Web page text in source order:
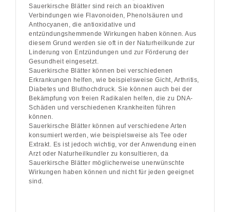
Sauerkirsche Blätter sind reich an bioaktiven
Verbindungen wie Flavonoiden, Phenolsäuren und
Anthocyanen, die antioxidative und
entzündungshemmende Wirkungen haben können. Aus
diesem Grund werden sie oft in der Naturheilkunde zur
Linderung von Entzündungen und zur Förderung der
Gesundheit eingesetzt.
Sauerkirsche Blätter können bei verschiedenen
Erkrankungen helfen, wie beispielsweise Gicht, Arthritis,
Diabetes und Bluthochdruck. Sie können auch bei der
Bekämpfung von freien Radikalen helfen, die zu DNA-
Schäden und verschiedenen Krankheiten führen
können.
Sauerkirsche Blätter können auf verschiedene Arten
konsumiert werden, wie beispielsweise als Tee oder
Extrakt. Es ist jedoch wichtig, vor der Anwendung einen
Arzt oder Naturheilkundler zu konsultieren, da
Sauerkirsche Blätter möglicherweise unerwünschte
Wirkungen haben können und nicht für jeden geeignet
sind.